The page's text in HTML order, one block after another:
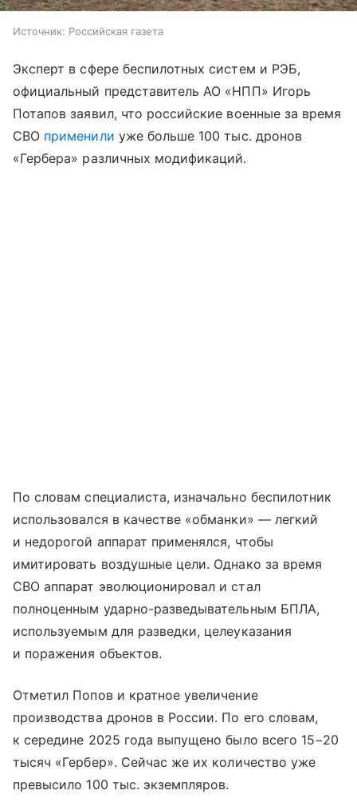
Источник: Российская газета
Эксперт в сфере беспилотных систем и РЭБ,
официальный представитель АО «НПП» Игорь
Потапов заявил, что российские военные за время
СВО применили уже больше 100 тыс. дронов
«Гербера» различных модификаций.
По словам специалиста, изначально беспилотник
использовался в качестве «обманки» — легкий
и недорогой аппарат применялся, чтобы
имитировать воздушные цели. Однако за время
СВО аппарат эволюционировал и стал
полноценным ударно-разведывательным БПЛА,
используемым для разведки, целеуказания
и поражения объектов.
Отметил Попов и кратное увеличение
производства дронов в России. По его словам,
к середине 2025 года выпущено было всего 15−20
тысяч «Гербер». Сейчас же их количество уже
превысило 100 тыс. экземпляров.